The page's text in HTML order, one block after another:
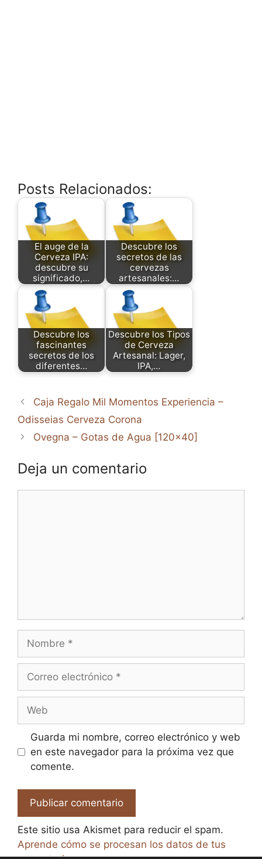
Posts Relacionados:
El auge de la
Cerveza IPA:
descubre su
significado,…
Descubre los
secretos de las
cervezas
artesanales:…
Descubre los
fascinantes
secretos de los
diferentes…
Descubre los Tipos
de Cerveza
Artesanal: Lager,
IPA,…
Caja Regalo Mil Momentos Experiencia –
Odisseias Cerveza Corona
Ovegna – Gotas de Agua [120×40]
Deja un comentario
Nombre
Correo
Web
Guarda mi nombre, correo electrónico y web
en este navegador para la próxima vez que
comente.
Este sitio usa Akismet para reducir el spam.
Aprende cómo se procesan los datos de tus